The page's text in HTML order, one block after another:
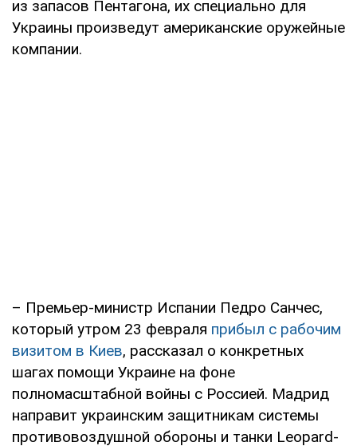
из запасов Пентагона, их специально для
Украины произведут американские оружейные
компании.
– Премьер-министр Испании Педро Санчес,
который утром 23 февраля прибыл с рабочим
визитом в Киев, рассказал о конкретных
шагах помощи Украине на фоне
полномасштабной войны с Россией. Мадрид
направит украинским защитникам системы
противовоздушной обороны и танки Leopard-